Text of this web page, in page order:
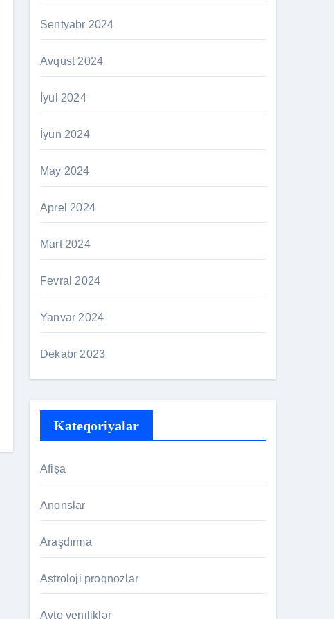
Sentyabr 2024
Avqust 2024
İyul 2024
İyun 2024
May 2024
Aprel 2024
Mart 2024
Fevral 2024
Yanvar 2024
Dekabr 2023
Kateqoriyalar
Afişa
Anonslar
Araşdırma
Astroloji proqnozlar
Avto yeniliklər